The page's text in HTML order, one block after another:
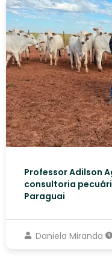
Professor Adilson
consultoria
Paraguai
Daniela Miranda